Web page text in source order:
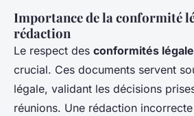
Importance de la conformité
rédaction
Le respect des conformités
crucial. Ces documents servent
légale, validant les décisions
réunions. Une rédaction